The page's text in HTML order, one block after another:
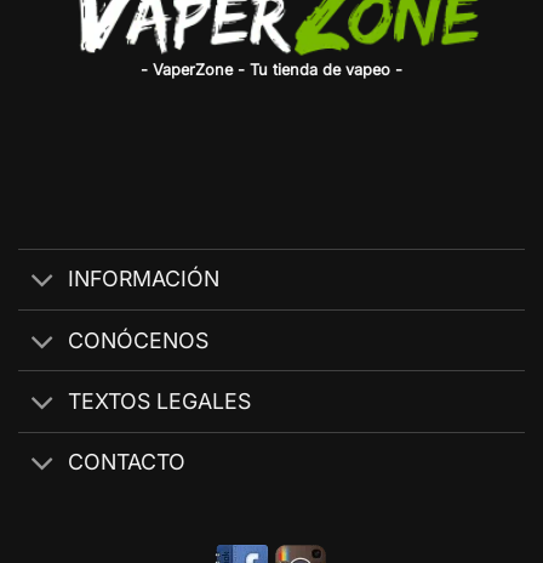
- VaperZone - Tu tienda de vapeo -
INFORMACIÓN
CONÓCENOS
TEXTOS LEGALES
CONTACTO